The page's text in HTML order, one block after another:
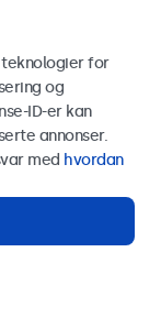
teknologier for
og
ID-er kan
annonser.
med hvordan